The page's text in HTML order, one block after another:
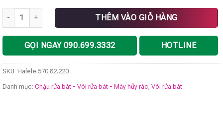
Vòi rửa chén Hafele HT20-CH1P241 570.82.220 số lượng
THÊM VÀO GIỎ HÀNG
GỌI NGAY 090.699.3332 HOTLINE
SKU: Hafele.570.82.220
Danh mục: Chậu rửa bát - Vòi rửa bát - Máy hủy rác Vòi rửa bát